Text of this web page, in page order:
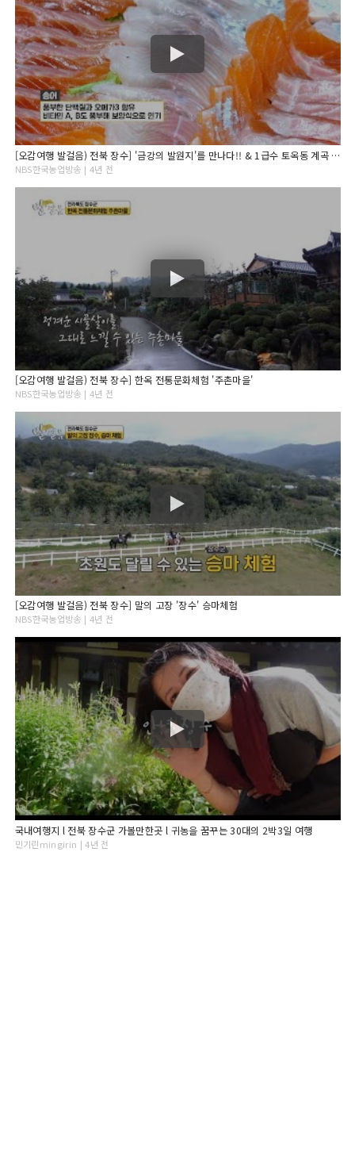
[오감여행 발걸음) 전북 장수] '금강의 발원지'를 만나다!! & 1급수 토옥동 계곡 '송어회'
NBS한국농업방송 | 4년 전
[오감여행 발걸음) 전북 장수] 한옥 전통문화체험 '주촌마을'
NBS한국농업방송 | 4년 전
[오감여행 발걸음) 전북 장수] 말의 고장 '장수' 승마체험
NBS한국농업방송 | 4년 전
국내여행지 l 전북 장수군 가볼만한곳 l 귀농을 꿈꾸는 30대의 2박3일 여행
민기린mingirin | 4년 전